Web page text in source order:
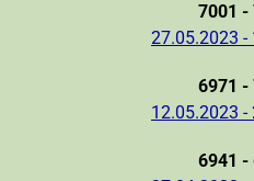
7001 -
27.05.2023 -
6971 -
12.05.2023 -
6941 -